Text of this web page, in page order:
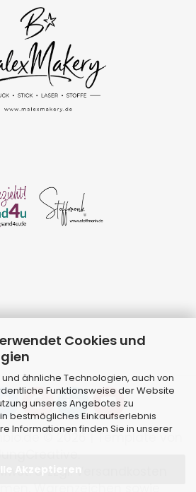
Cookies und
ähnliche Technologien, auch von
Funktionsweise der Website
unseres Angebotes zu
bestmögliches Einkaufserlebnis
Informationen finden Sie in unserer
Alle Akzeptieren
© 2026 | Template von
& zzgl. Versandkosten